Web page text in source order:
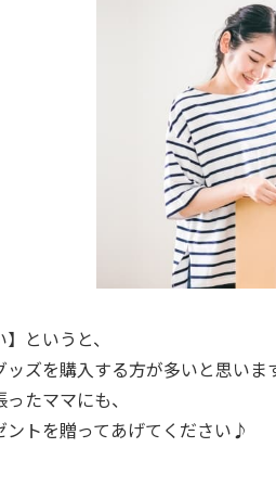
】というと、
ッズを購入する方が多いと思いま
たママにも、
ントを贈ってあげてください♪